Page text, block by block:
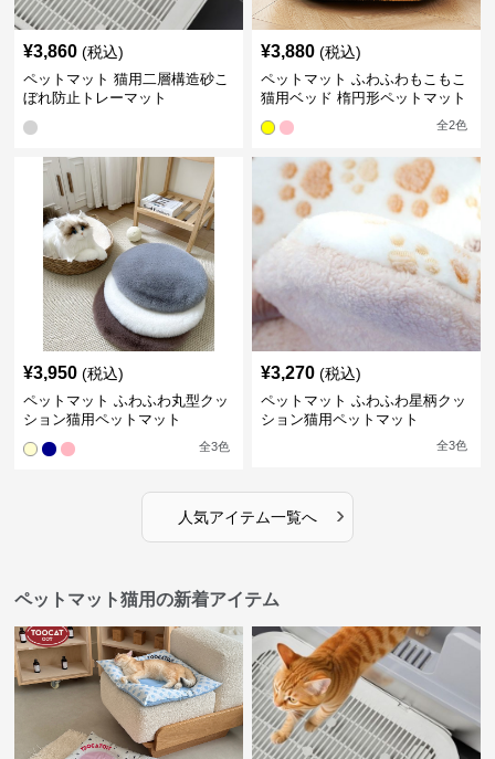
¥3,860 (税込)
ペットマット 猫用二層構造砂こ
ぼれ防止トレーマット
¥3,880 (税込)
ペットマット ふわふわもこもこ
猫用ベッド 楕円形ペットマット
全2色
¥3,950 (税込)
ペットマット ふわふわ丸型クッ
ション猫用ペットマット
全3色
¥3,270 (税込)
ペットマット ふわふわ星柄クッ
ション猫用ペットマット
全3色
人気アイテム一覧へ ›
ペットマット猫用の新着アイテム